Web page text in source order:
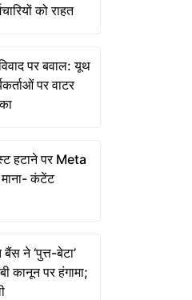
को राहत
पर बवाल: यूथ
पर वाटर
हटाने पर Meta
माना- कंटेंट
ने ‘पुत्त-बेटा’
कानून पर हंगामा;